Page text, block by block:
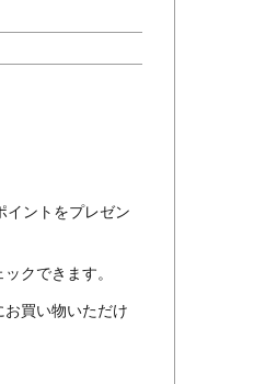
イントをプレゼン
クできます。
買い物いただけ